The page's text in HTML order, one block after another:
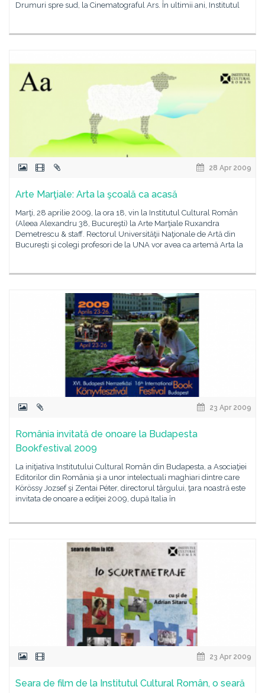
Drumuri spre sud, la Cinematograful Ars. În ultimii ani, Institutul
28 Apr 2009
Arte Marţiale: Arta la şcoală ca acasă
Marţi, 28 aprilie 2009, la ora 18, vin la Institutul Cultural Român
(Aleea Alexandru 38, Bucureşti) la Arte Marţiale Ruxandra
Demetrescu & staff. Rectorul Universităţii Naţionale de Artă din
Bucureşti şi colegi profesori de la UNA vor avea ca artemă Arta la
23 Apr 2009
România invitată de onoare la Budapesta
Bookfestival 2009
La iniţiativa Institutului Cultural Român din Budapesta, a Asociaţiei
Editorilor din România şi a unor intelectuali maghiari dintre care
Körössy Jozsef şi Zentai Péter, directorul târgului, ţara noastră este
invitata de onoare a ediţiei 2009, după Italia în
23 Apr 2009
Seara de film de la Institutul Cultural Român, o seară